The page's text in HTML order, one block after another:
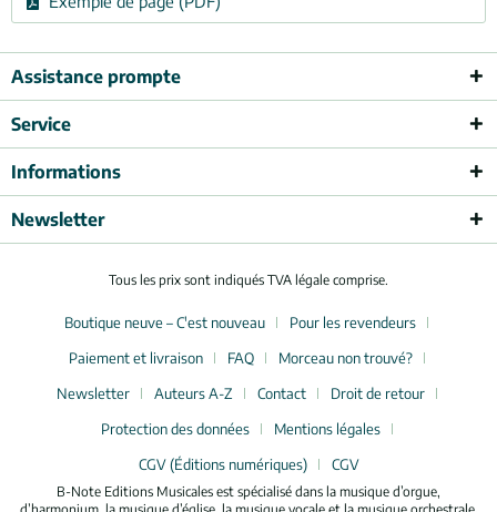
Assistance prompte
Service
Informations
Newsletter
Tous les prix sont indiqués TVA légale comprise.
Boutique neuve – C'est nouveau
Pour les revendeurs
Paiement et livraison
FAQ
Morceau non trouvé?
Newsletter
Auteurs A-Z Contact
Droit de retour
Protection des données
Mentions légales
CGV (Éditions numériques)
CGV
B-Note Editions Musicales est spécialisé dans la musique d’orgue,